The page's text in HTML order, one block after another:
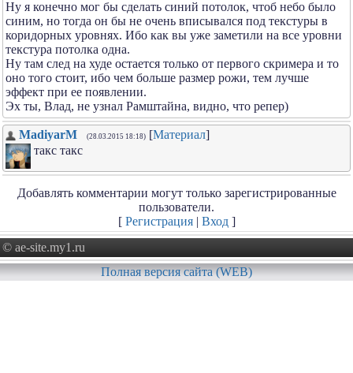
Ну я конечно мог бы сделать синий потолок, чтоб небо было
синим, но тогда он бы не очень вписывался под текстуры в
коридорных уровнях. Ибо как вы уже заметили на все уровни
текстура потолка одна.
Ну там след на худе остается только от первого скримера и то
оно того стоит, ибо чем больше размер рожи, тем лучше
эффект при ее появлении.
Эх ты, Влад, не узнал Рамштайна, видно, что репер)
MadiyarM (28.03.2015 18:18) [Материал]
такс такс
Добавлять комментарии могут только зарегистрированные
пользователи.
[ Регистрация| Вход]
© ae-site.my1.ru
Полная версия сайта (WEB)